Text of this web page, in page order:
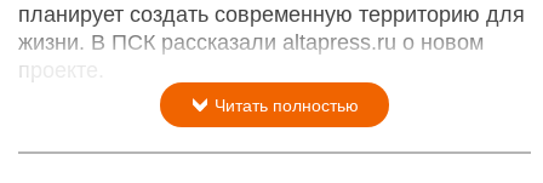
планирует создать современную территорию для
жизни. В ПСК рассказали altapress.ru о новом
проекте.
Читать полностью